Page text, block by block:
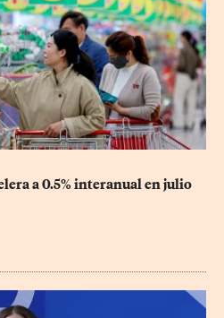
a 0.5% interanual en julio